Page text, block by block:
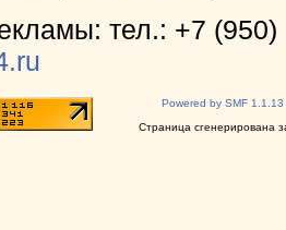
тел.: +7 (950)
Powered by SMF 1.1.13
Страница сгенерирована